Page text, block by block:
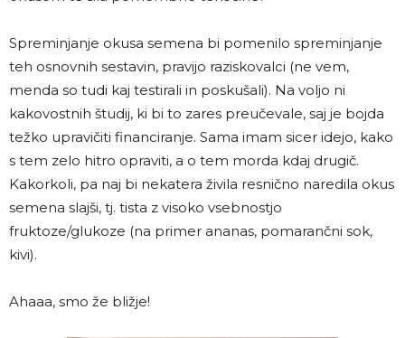
Spreminjanje okusa semena bi pomenilo spreminjanje
teh osnovnih sestavin, pravijo raziskovalci (ne vem,
menda so tudi kaj testirali in poskušali). Na voljo ni
kakovostnih študij, ki bi to zares preučevale, saj je bojda
težko upravičiti financiranje. Sama imam sicer idejo, kako
s tem zelo hitro opraviti, a o tem morda kdaj drugič.
Kakorkoli, pa naj bi nekatera živila resnično naredila okus
semena slajši, tj. tista z visoko vsebnostjo
fruktoze/glukoze (na primer ananas, pomarančni sok,
kivi).
Ahaaa, smo že bližje!